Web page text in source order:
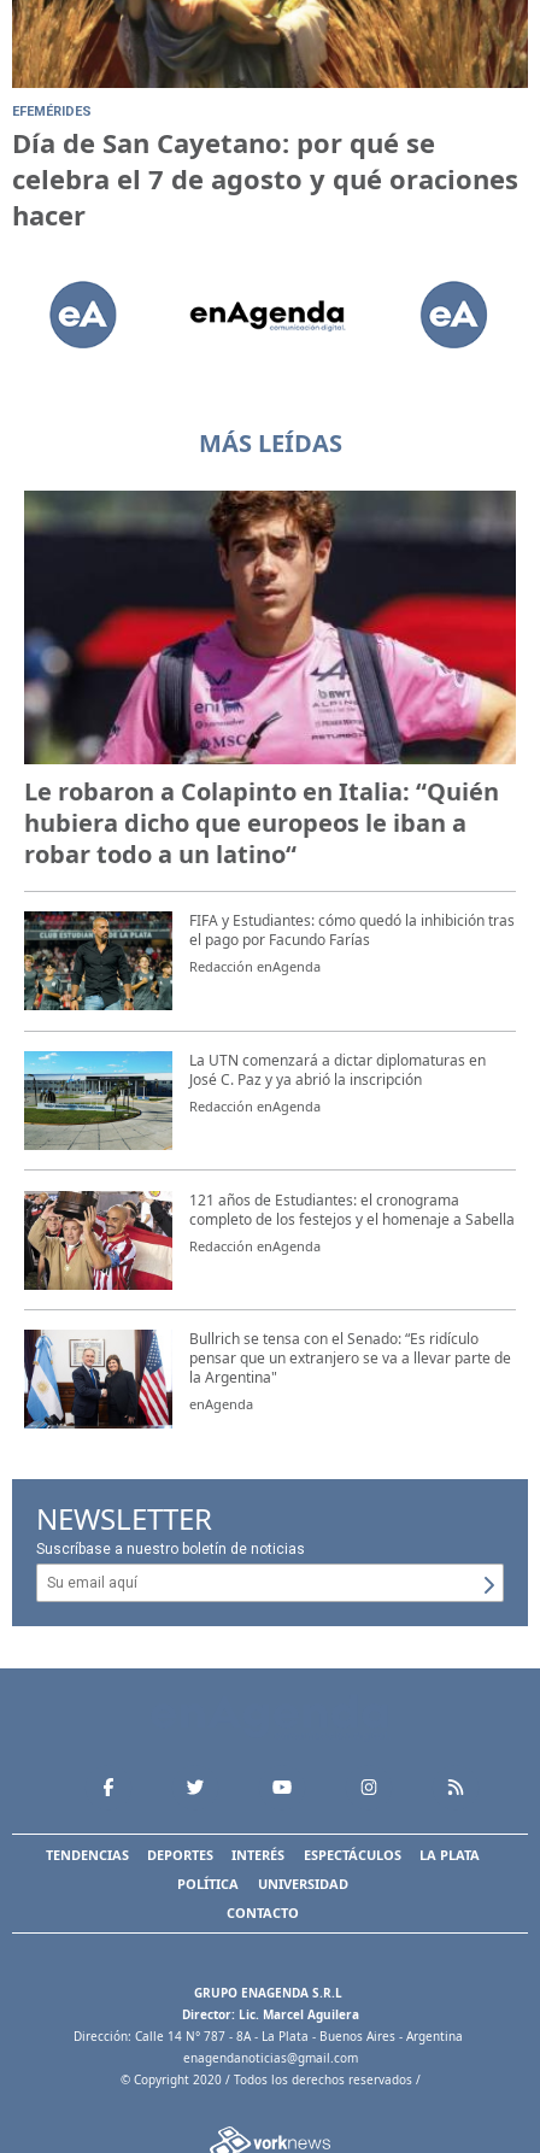
EFEMÉRIDES
Día de San Cayetano: por qué se
celebra el 7 de agosto y qué oraciones
hacer
MÁS LEÍDAS
Le robaron a Colapinto en Italia: “Quién
hubiera dicho que europeos le iban a
robar todo a un latino“
FIFA y Estudiantes: cómo quedó la inhibición tras
el pago por Facundo Farías
Redacción enAgenda
La UTN comenzará a dictar diplomaturas en
José C. Paz y ya abrió la inscripción
Redacción enAgenda
121 años de Estudiantes: el cronograma
completo de los festejos y el homenaje a Sabella
Redacción enAgenda
Bullrich se tensa con el Senado: “Es ridículo
pensar que un extranjero se va a llevar parte de
la Argentina"
enAgenda
NEWSLETTER
Suscríbase a nuestro boletín de noticias
TENDENCIAS DEPORTES INTERÉS ESPECTÁCULOS
LA PLATA
POLÍTICA
UNIVERSIDAD
CONTACTO
GRUPO ENAGENDA S.R.L
Director: Lic. Marcel Aguilera
Dirección: Calle 14 N° 787 - 8A - La Plata - Buenos Aires - Argentina
enagendanoticias@gmail.com
© Copyright 2020 / Todos los derechos reservados /